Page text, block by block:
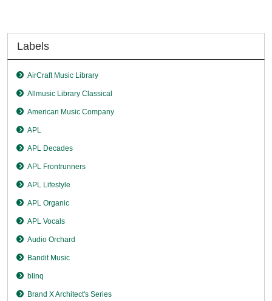
Labels
AirCraft Music Library
Allmusic Library Classical
American Music Company
APL
APL Decades
APL Frontrunners
APL Lifestyle
APL Organic
APL Vocals
Audio Orchard
Bandit Music
blinq
Brand X Architect's Series